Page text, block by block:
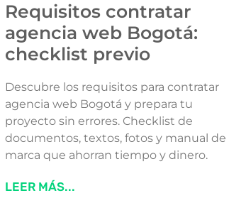
Requisitos contratar
agencia web Bogotá:
checklist previo
Descubre los requisitos para contratar
agencia web Bogotá y prepara tu
proyecto sin errores. Checklist de
documentos, textos, fotos y manual de
marca que ahorran tiempo y dinero.
LEER MÁS...